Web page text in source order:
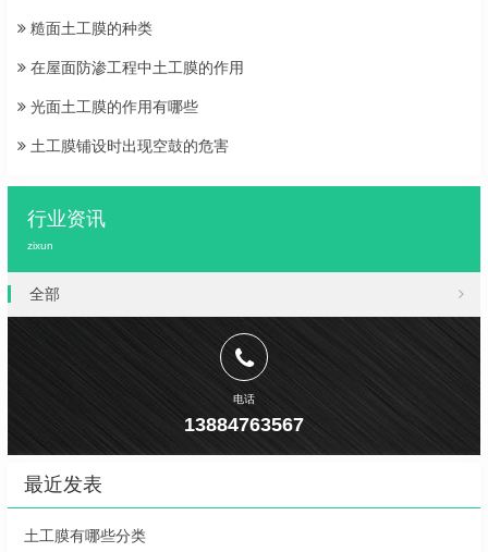
糙面土工膜的种类
在屋面防渗工程中土工膜的作用
光面土工膜的作用有哪些
土工膜铺设时出现空鼓的危害
行业资讯
zixun
全部
电话
13884763567
最近发表
土工膜有哪些分类